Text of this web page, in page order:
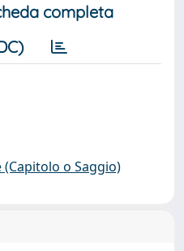
completa
o Saggio)